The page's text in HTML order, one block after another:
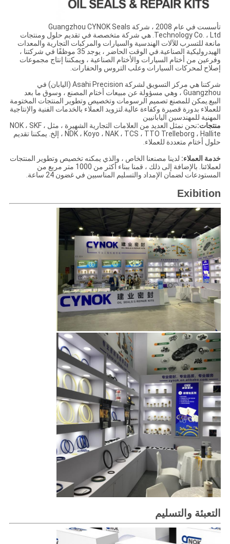
تأسست في عام 2008 ، شركة Guangzhou CYNOK Seals
Technology Co. ، Ltd. هي شركة متخصصة في تقديم حلول ومنتجات
مانعة للتسرب للآلات الهندسية والسيارات والمركبات التجارية والمعدات
الهيدروليكية الصناعية.في الوقت الحاضر ، يوجد 35 موظفًا في شركتنا ،
وفرعين من أختام السيارات والأختام الصناعية ، ويمكننا إنتاج مجموعات
إصلاح لمحركات السيارات وعلب التروس والحفارات.
شركتنا هي مركز التسويق لشركة Asahi Precision (اليابان) في
Guangzhou ، وهي مسؤولة عن مبيعات أختام المصنع ، وسوق ما بعد
البيع.يمكن للمصنع تصميم الرسومات وتخصيص وتطوير المنتجات المختومة
للعملاء بدورة قصيرة وكفاءة عالية.لتزويد العملاء بالخدمات الفنية والإنتاجية
المهنية للمهندسين اليابانيين
منتجات:
نحن نمثل العديد من العلامات التجارية الشهيرة ، مثل NOK ، SKF ،
NDK ، Koyo ، NAK ، TCS ، TTO Trelleborg ، Hallite ، إلخ. يمكننا تقديم
حلول أختام متعددة للعملاء.
خدمة العملاء: لدينا مصنعنا الخاص ، والذي يمكنه تخصيص وتطوير المنتجات
لعملائنا. بالإضافة إلى ذلك ، قمنا ببناء أكثر من 1000 متر مربع من
المستودعات لضمان الإمداد والتسليم المناسبين في غضون 24 ساعة.
Exibition
التعبئة والتسليم